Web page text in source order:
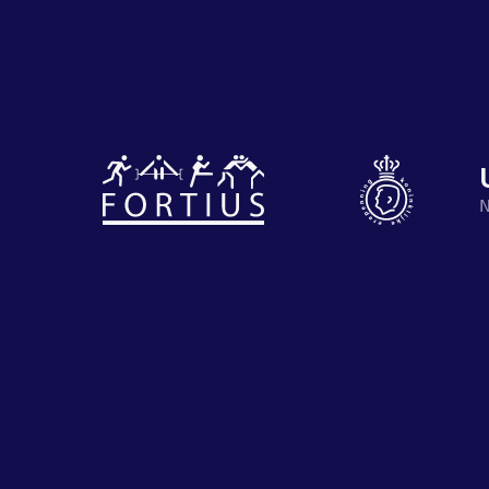
Diverse
disciplines
onder één
Motiveer
en anderen